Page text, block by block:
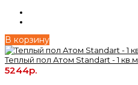
В корзину
Теплый пол Атом Standart - 1 кв.м
5244р.